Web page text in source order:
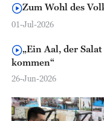
Zum Wohl des
01-Jul-2026
„Ein Aal, der
kommen“
26-Jun-2026